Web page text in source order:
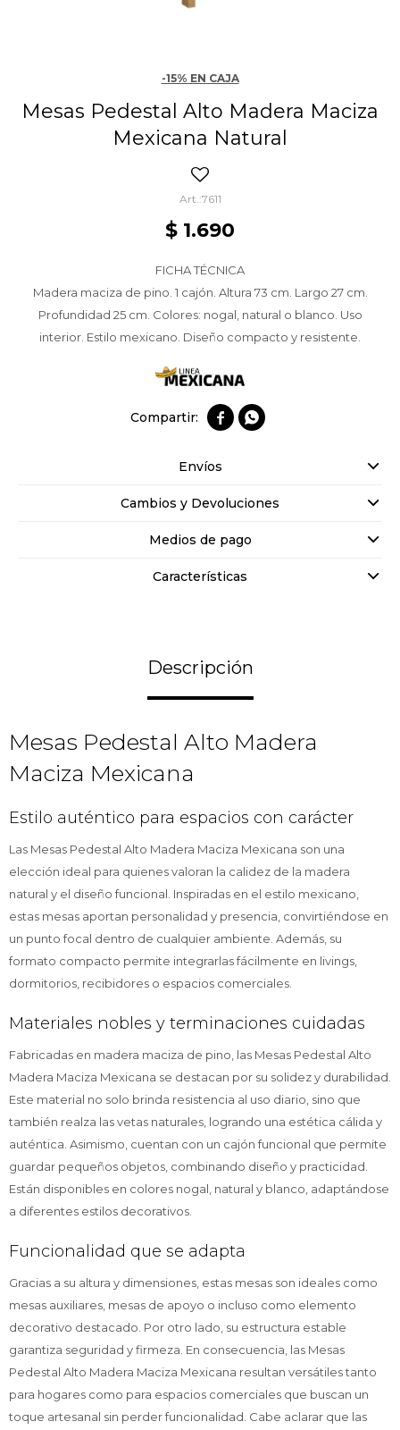
-15% EN CAJA
Mesas Pedestal Alto Madera Maciza
Mexicana Natural
7611
$ 1.690
FICHA TÉCNICA
Madera maciza de pino. 1 cajón. Altura 73 cm. Largo 27 cm.
Profundidad 25 cm. Colores: nogal, natural o blanco. Uso
interior. Estilo mexicano. Diseño compacto y resistente.
 
Envíos
Cambios y Devoluciones
Medios de pago
Características
Descripción
Mesas Pedestal Alto Madera
Maciza Mexicana
Estilo auténtico para espacios con carácter
Las Mesas Pedestal Alto Madera Maciza Mexicana son una
elección ideal para quienes valoran la calidez de la madera
natural y el diseño funcional. Inspiradas en el estilo mexicano,
estas mesas aportan personalidad y presencia, convirtiéndose en
un punto focal dentro de cualquier ambiente. Además, su
formato compacto permite integrarlas fácilmente en livings,
dormitorios, recibidores o espacios comerciales.
Materiales nobles y terminaciones cuidadas
Fabricadas en madera maciza de pino, las Mesas Pedestal Alto
Madera Maciza Mexicana se destacan por su solidez y durabilidad.
Este material no solo brinda resistencia al uso diario, sino que
también realza las vetas naturales, logrando una estética cálida y
auténtica. Asimismo, cuentan con un cajón funcional que permite
guardar pequeños objetos, combinando diseño y practicidad.
Están disponibles en colores nogal, natural y blanco, adaptándose
a diferentes estilos decorativos.
Funcionalidad que se adapta
Gracias a su altura y dimensiones, estas mesas son ideales como
mesas auxiliares, mesas de apoyo o incluso como elemento
decorativo destacado. Por otro lado, su estructura estable
garantiza seguridad y firmeza. En consecuencia, las Mesas
Pedestal Alto Madera Maciza Mexicana resultan versátiles tanto
para hogares como para espacios comerciales que buscan un
toque artesanal sin perder funcionalidad. Cabe aclarar que las